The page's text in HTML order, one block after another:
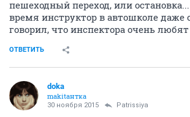
пешеходный переход, или
время инструктор в автошколе даже
говорил, что инспектора очень любят
ОТВЕТИТЬ
doka
makitaнтка
30 ноября 2015 Patrissiya